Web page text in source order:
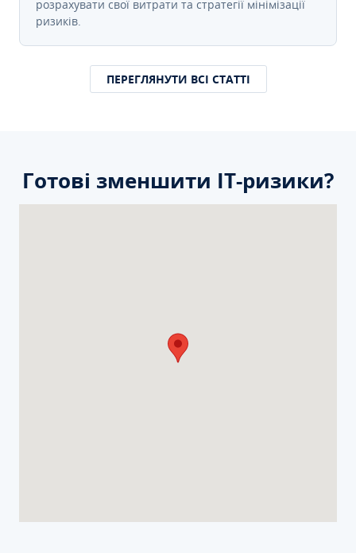
розрахувати свої витрати та стратегії мінімізації
ризиків.
ПЕРЕГЛЯНУТИ ВСІ СТАТТІ
Готові зменшити ІТ-ризики?